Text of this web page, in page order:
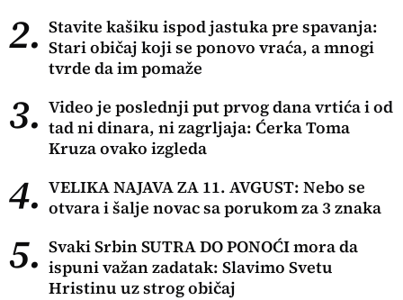
2. Stavite kašiku ispod jastuka pre spavanja:
Stari običaj koji se ponovo vraća, a mnogi
tvrde da im pomaže
3. Video je poslednji put prvog dana vrtića i od
tad ni dinara, ni zagrljaja: Ćerka Toma
Kruza ovako izgleda
4. VELIKA NAJAVA ZA 11. AVGUST: Nebo se
otvara i šalje novac sa porukom za 3 znaka
5. Svaki Srbin SUTRA DO PONOĆI mora da
ispuni važan zadatak: Slavimo Svetu
Hristinu uz strog običaj